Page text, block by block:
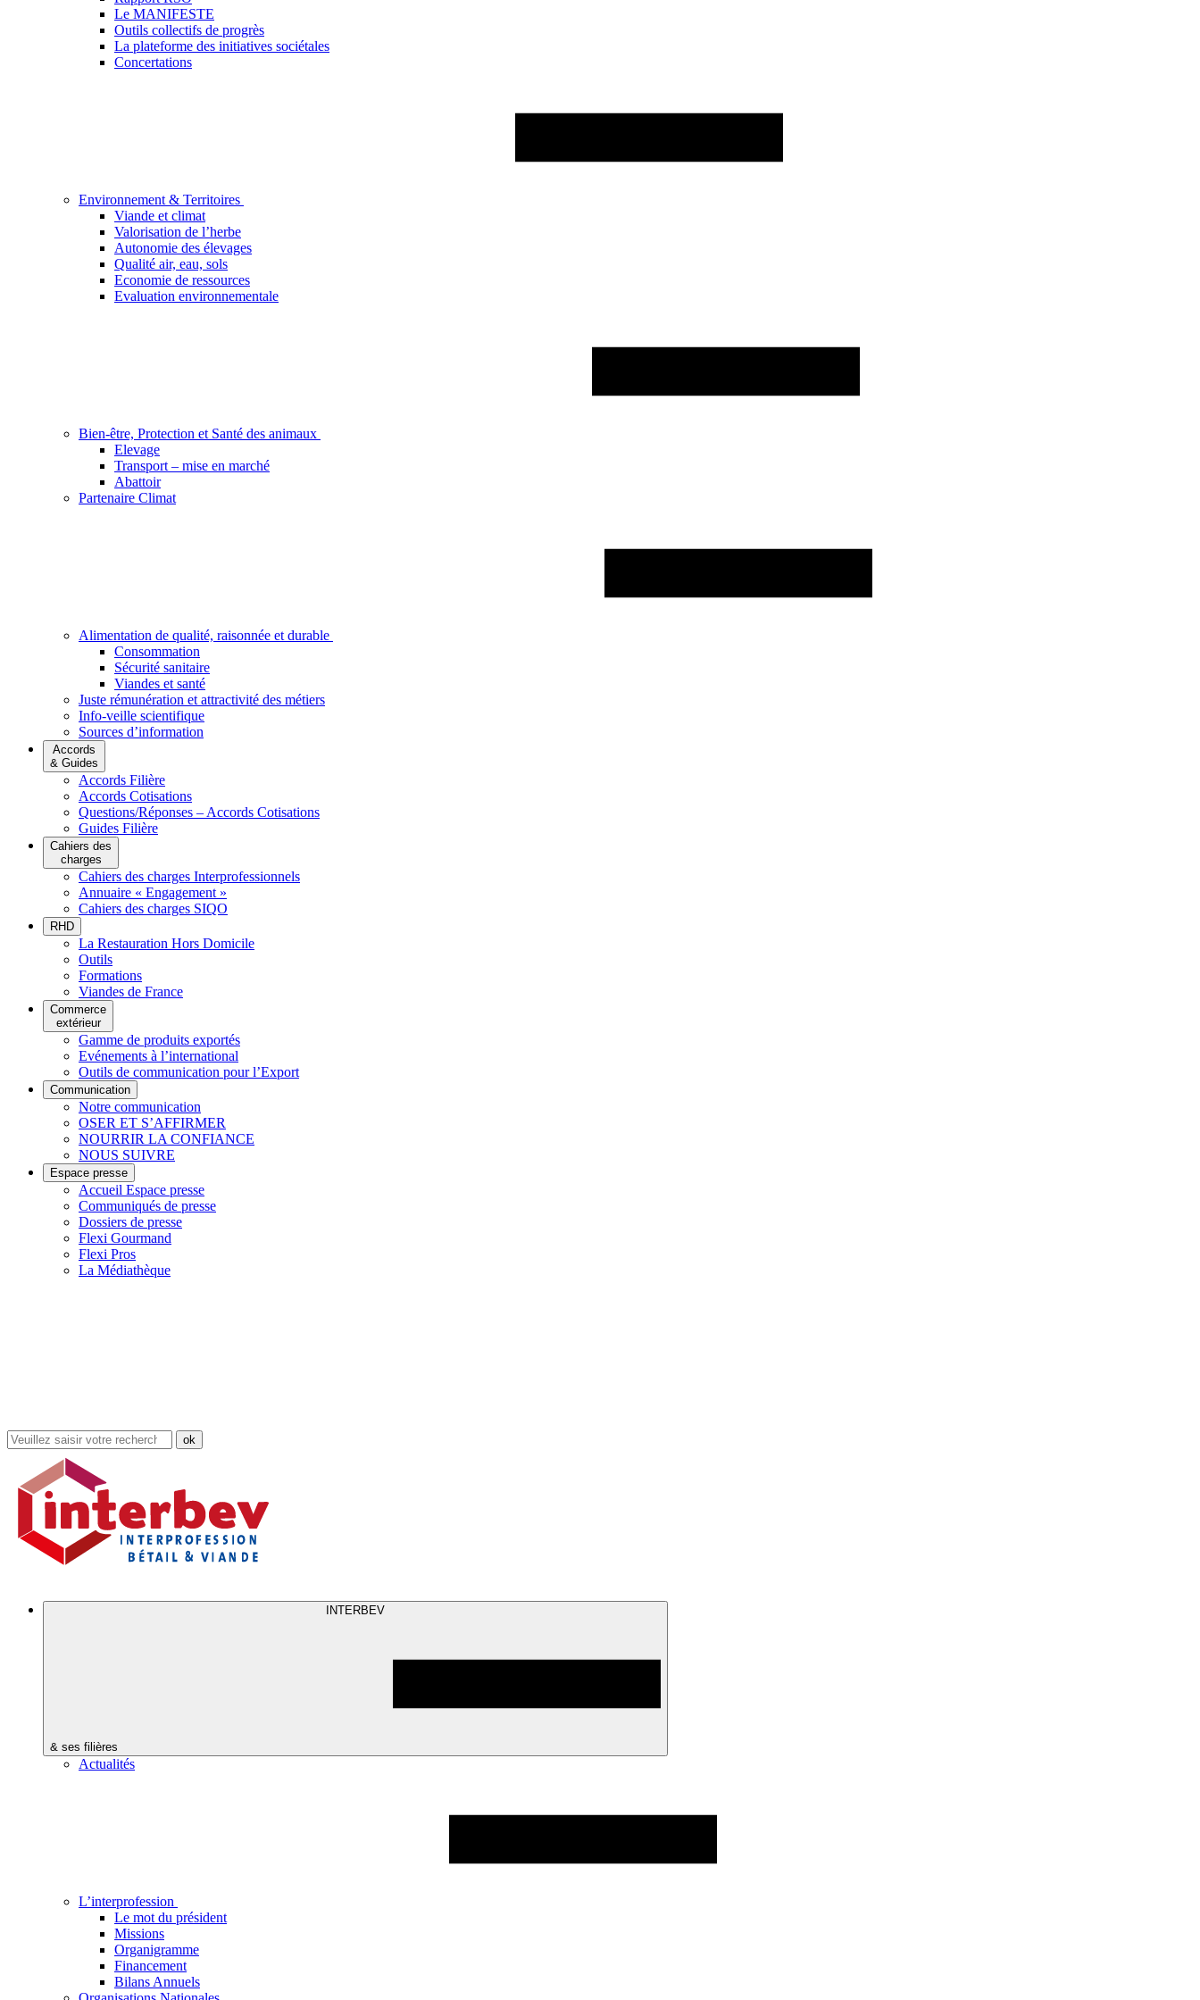
Le MANIFESTE
Outils collectifs de progrès
La plateforme des initiatives sociétales
Concertations
Environnement & Territoires
Viande et climat
Valorisation de l’herbe
Autonomie des élevages
Qualité air, eau, sols
Economie de ressources
Evaluation environnementale
Bien-être, Protection et Santé des animaux
Elevage
Transport – mise en marché
Abattoir
Partenaire Climat
Alimentation de qualité, raisonnée et durable
Consommation
Sécurité sanitaire
Viandes et santé
Juste rémunération et attractivité des métiers
Info-veille scientifique
Sources d’information
Accords
& Guides
Accords Filière
Accords Cotisations
Questions/Réponses – Accords Cotisations
Guides Filière
Cahiers des
charges
Cahiers des charges Interprofessionnels
Annuaire « Engagement »
Cahiers des charges SIQO
RHD
La Restauration Hors Domicile
Outils
Formations
Viandes de France
Commerce
extérieur
Gamme de produits exportés
Evénements à l’international
Outils de communication pour l’Export
Communication
Notre communication
OSER ET S’AFFIRMER
NOURRIR LA CONFIANCE
NOUS SUIVRE
Espace presse
Accueil Espace presse
Communiqués de presse
Dossiers de presse
Flexi Gourmand
Flexi Pros
La Médiathèque
Rechercher
dans
site
INTERBEV
& ses filières
Actualités
L’interprofession
Le mot du président
Missions
Organigramme
Financement
Bilans Annuels